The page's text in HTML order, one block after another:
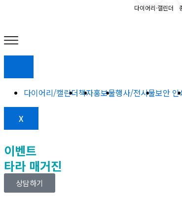
다이어리·캘린더
다이어리/캘린더책자홍보물행사/전시물보안 인
X
이벤트
타라 매거진
상담하기